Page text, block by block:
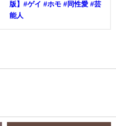
版】#ゲイ #ホモ #同性愛 #芸
能人